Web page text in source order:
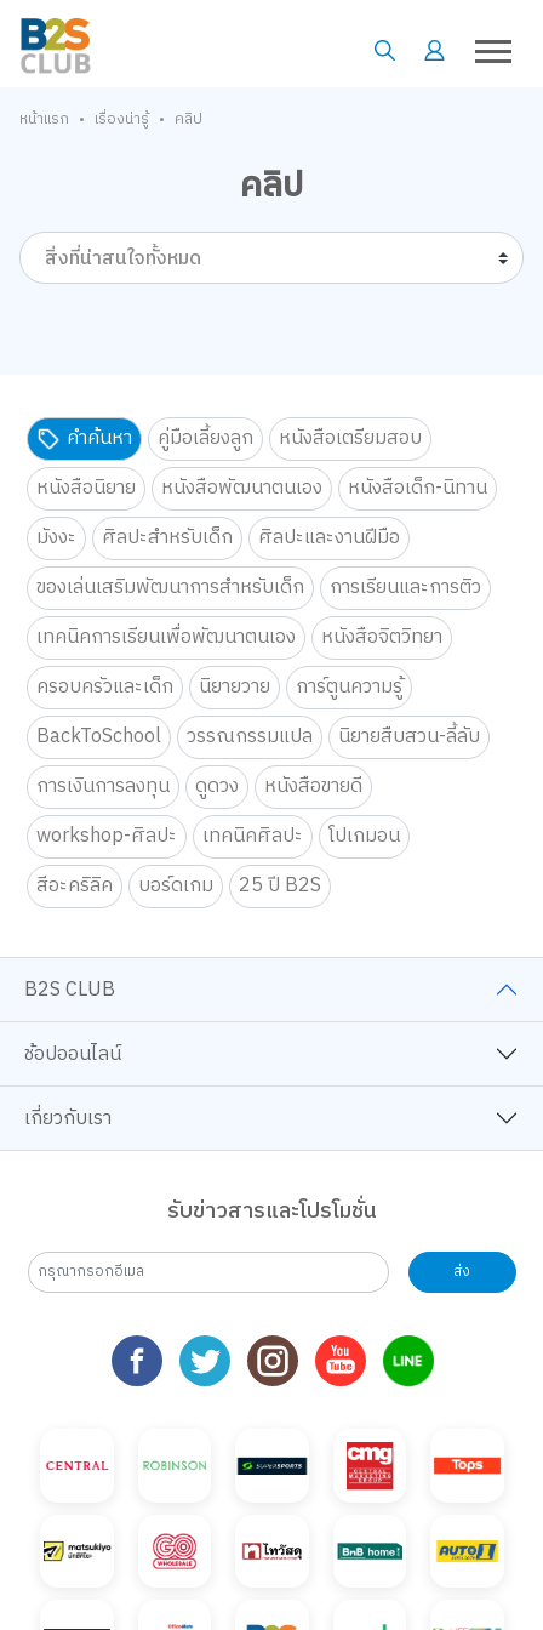
หน้าแรก • เรื่องน่ารู้ • คลิป
คลิป
สิ่งที่น่าสนใจทั้งหมด
คำค้นหา คู่มือเลี้ยงลูก
หนังสือเตรียมสอบ
หนังสือนิยาย
หนังสือพัฒนาตนเอง
หนังสือเด็ก-นิทาน
มังงะ
ศิลปะสำหรับเด็ก
ศิลปะและงานฝีมือ
ของเล่นเสริมพัฒนาการสำหรับเด็ก
การเรียนและการติว
เทคนิคการเรียนเพื่อพัฒนาตนเอง
หนังสือจิตวิทยา
ครอบครัวและเด็ก
นิยายวาย
การ์ตูนความรู้
BackToSchool
วรรณกรรมแปล
นิยายสืบสวน-ลี้ลับ
การเงินการลงทุน
ดูดวง
หนังสือขายดี
workshop-ศิลปะ
เทคนิคศิลปะ
โปเกมอน
สีอะคริลิค
บอร์ดเกม 25 ปี B2S
B2S CLUB
ช้อปออนไลน์
เกี่ยวกับเรา
รับข่าวสารและโปรโมชั่น
ส่ง